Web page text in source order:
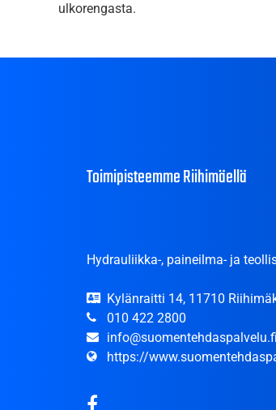
ulkorengasta.
Toimipisteemme Riihimäellä
Hydrauliikka-, paineilma- ja
Kylänraitti 14, 11710
010 422 2800
info@suomentehdaspalvelu.fi
https://